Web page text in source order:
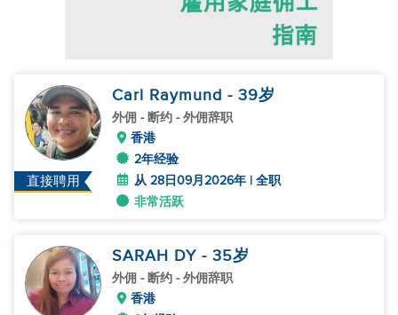
直接聘用
Carl Raymund - 39岁
外佣 - 断约 - 外佣辞职
香港
2年经验
从 28日09月2026年 | 全职
非常活跃
SARAH DY - 35岁
外佣 - 断约 - 外佣辞职
香港